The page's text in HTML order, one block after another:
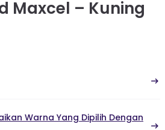
Maxcel – Kuning
Warna Yang Dipilih Dengan